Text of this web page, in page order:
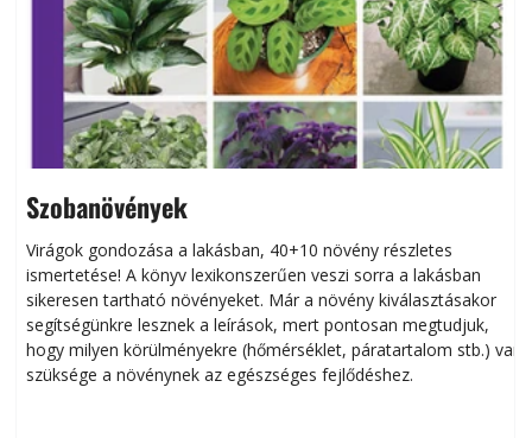
Szobanövények
Virágok gondozása a lakásban, 40+10 növény részletes
ismertetése! A könyv lexikonszerűen veszi sorra a lakásban
sikeresen tart­ha­tó növényeket. Már a növény kiválasztásakor
segítségünkre lesznek a leírások, mert pontosan megtudjuk,
hogy milyen körülményekre (hőmérséklet, páratartalom stb.) van
szüksége a növénynek az egészséges fejlődéshez.